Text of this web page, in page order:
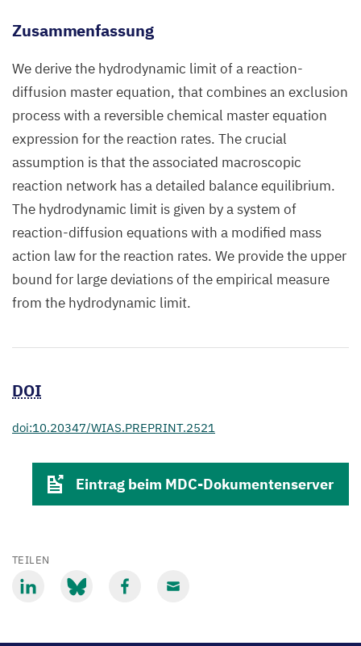
Zusammenfassung
We derive the hydrodynamic limit of a reaction-
diffusion master equation, that combines an exclusion
process with a reversible chemical master equation
expression for the reaction rates. The crucial
assumption is that the associated macroscopic
reaction network has a detailed balance equilibrium.
The hydrodynamic limit is given by a system of
reaction-diffusion equations with a modified mass
action law for the reaction rates. We provide the upper
bound for large deviations of the empirical measure
from the hydrodynamic limit.
DOI
doi:10.20347/WIAS.PREPRINT.2521
Eintrag beim MDC-Dokumentenserver
TEILEN